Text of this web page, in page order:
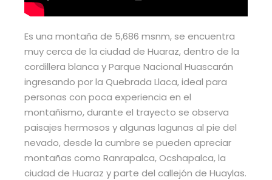
Es una montaña de 5,686 msnm, se encuentra
muy cerca de la ciudad de Huaraz, dentro de la
cordillera blanca y Parque Nacional Huascarán
ingresando por la Quebrada Llaca, ideal para
personas con poca experiencia en el
montañismo, durante el trayecto se observa
paisajes hermosos y algunas lagunas al pie del
nevado, desde la cumbre se pueden apreciar
montañas como Ranrapalca, Ocshapalca, la
ciudad de Huaraz y parte del callejón de Huaylas.